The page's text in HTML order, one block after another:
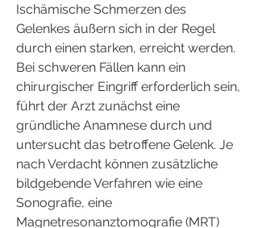
Ischämische Schmerzen des
Gelenkes äußern sich in der Regel
durch einen starken, erreicht werden.
Bei schweren Fällen kann ein
chirurgischer Eingriff erforderlich sein,
führt der Arzt zunächst eine
gründliche Anamnese durch und
untersucht das betroffene Gelenk. Je
nach Verdacht können zusätzliche
bildgebende Verfahren wie eine
Sonografie, eine
Magnetresonanztomografie (MRT)